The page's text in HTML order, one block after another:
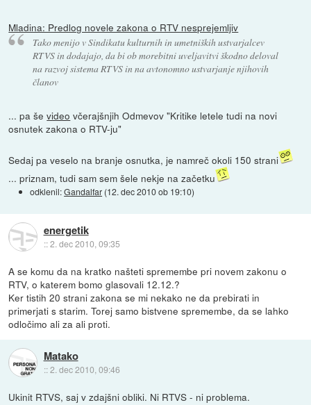
Mladina: Predlog novele zakona o RTV nesprejemljiv
Tako menijo v Sindikatu kulturnih in umetniških ustvarjalcev
RTVS in dodajajo, da bi ob morebitni uveljavitvi škodno deloval
na razvoj sistema RTVS in na avtonomno ustvarjanje njihovih
članov
... pa ševideo včerajšnjih Odmevov "Kritike letele tudi na novi
osnutek zakona o RTV-ju"
Sedaj pa veselo na branje osnutka, je namreč okoli 150 strani
... priznam, tudi sam sem šele nekje na začetku
odklenil:Gandalfar (12. dec 2010 ob 19:10)
energetik
::2. dec 2010, 09:35
A se komu da na kratko našteti spremembe pri novem zakonu o
RTV, o katerem bomo glasovali 12.12.?
Ker tistih 20 strani zakona se mi nekako ne da prebirati in
primerjati s starim. Torej samo bistvene spremembe, da se lahko
odločimo ali za ali proti.
Matako
::2. dec 2010, 09:46
Ukinit RTVS, saj v zdajšni obliki. Ni RTVS - ni problema.